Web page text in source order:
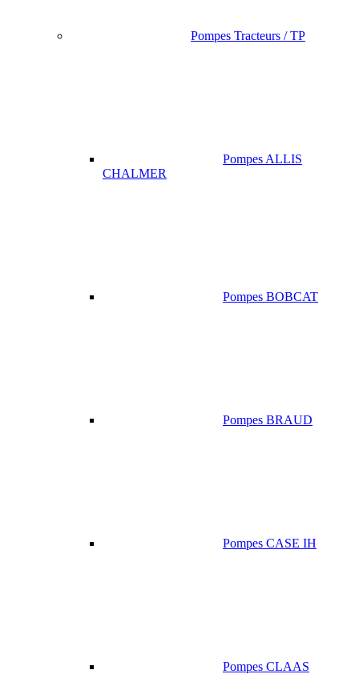
Pompes Tracteurs / TP
Pompes ALLIS
CHALMER
Pompes BOBCAT
Pompes BRAUD
Pompes CASE IH
Pompes CLAAS